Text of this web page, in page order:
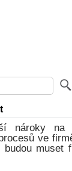
nároky
ve
muset